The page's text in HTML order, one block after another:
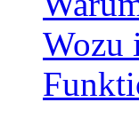
Wozu